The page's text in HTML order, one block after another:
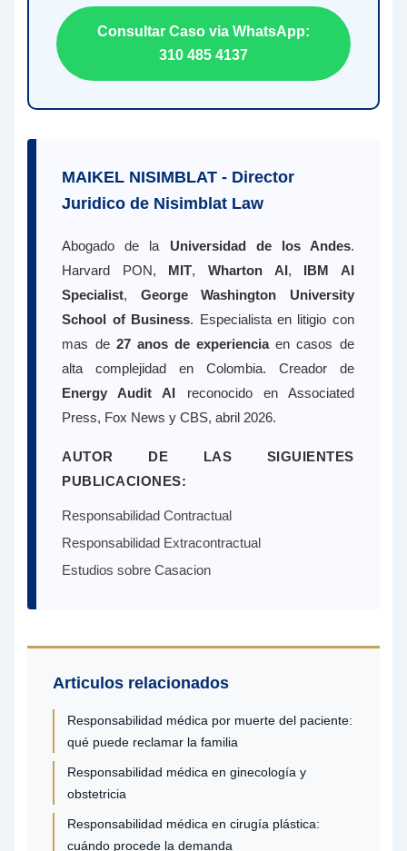
Consultar Caso via WhatsApp:
310 485 4137
MAIKEL NISIMBLAT - Director
Juridico de Nisimblat Law
Abogado de la Universidad de los Andes.
Harvard PON, MIT, Wharton AI, IBM AI
Specialist, George Washington University
School of Business. Especialista en litigio con
mas de 27 anos de experienciaen casos de
alta complejidad en Colombia. Creador de
Energy Audit AI reconocido en Associated
Press, Fox News y CBS, abril 2026.
AUTOR DE LAS SIGUIENTES
PUBLICACIONES:
Responsabilidad Contractual
Responsabilidad Extracontractual
Estudios sobre Casacion
Articulos relacionados
Responsabilidad médica por muerte del paciente:
qué puede reclamar la familia
Responsabilidad médica en ginecología y
obstetricia
Responsabilidad médica en cirugía plástica:
cuándo procede la demanda